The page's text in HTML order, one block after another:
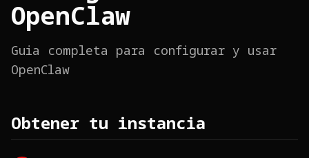
OpenClaw
Guia completa para configurar y usar
OpenClaw
Obtener tu instancia